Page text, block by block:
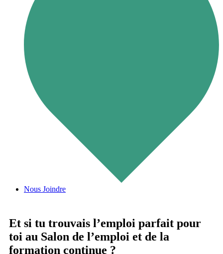
Nous Joindre
Et si tu trouvais l’emploi parfait pour
toi au Salon de l’emploi et de la
formation continue ?